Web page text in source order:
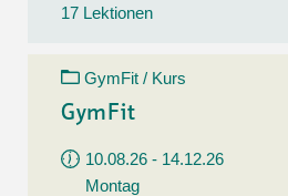
17 Lektionen
GymFit / Kurs
GymFit
10.08.26 - 14.12.26
Montag